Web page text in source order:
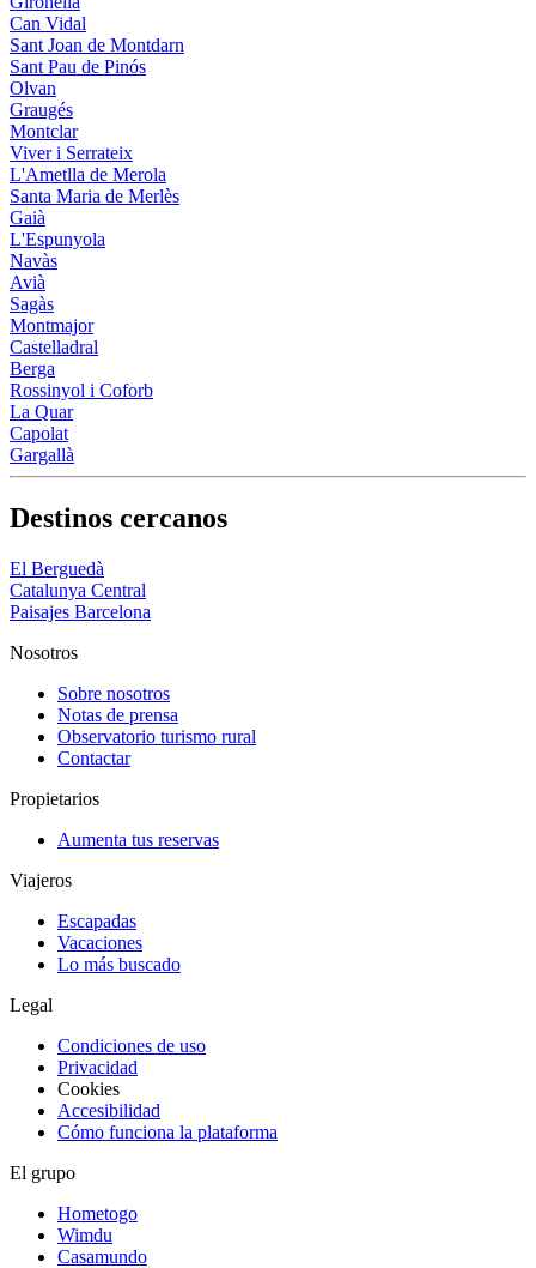
Can Vidal
Sant Joan de Montdarn
Sant Pau de Pinós
Olvan
Graugés
Montclar
Viver i Serrateix
L'Ametlla de Merola
Santa Maria de Merlès
Gaià
L'Espunyola
Navàs
Avià
Sagàs
Montmajor
Castelladral
Berga
Rossinyol i Coforb
La Quar
Capolat
Gargallà
Destinos cercanos
El Berguedà
Catalunya Central
Paisajes Barcelona
Nosotros
Sobre nosotros
Notas de prensa
Observatorio turismo rural
Contactar
Propietarios
Aumenta tus reservas
Viajeros
Escapadas
Vacaciones
Lo más buscado
Legal
Condiciones de uso
Privacidad
Cookies
Accesibilidad
Cómo funciona la plataforma
El grupo
Hometogo
Wimdu
Casamundo